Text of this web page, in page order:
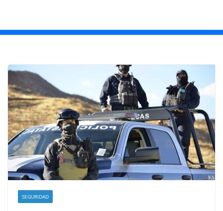
SEGURIDAD